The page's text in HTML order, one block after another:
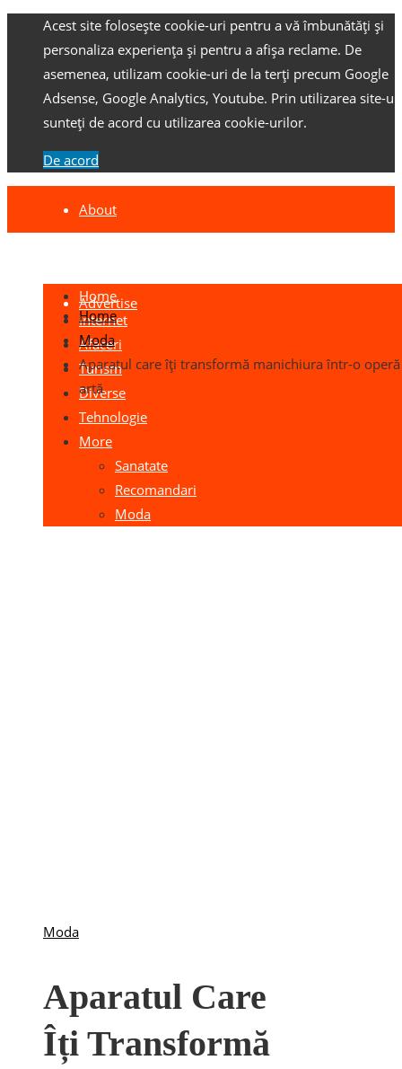
Acest site folosește cookie-uri pentru a vă îmbunătăți și
personaliza experiența și pentru a afișa reclame. De
asemenea, utilizam cookie-uri de la terți precum Google
Adsense, Google Analytics, Youtube. Prin utilizarea site-
sunteți de acord cu utilizarea cookie-urilor.
De acord
About
Advertise
Home
Internet
Afaceri
Turism
Diverse
Tehnologie
More
Sanatate
Recomandari
Moda
Home
Moda
Aparatul care îți transformă manichiura într-o
artă
Moda
Aparatul Care
Îți Transformă